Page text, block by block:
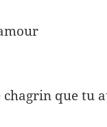
que tu